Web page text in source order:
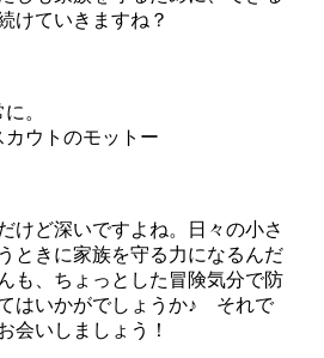
けていきますね？
。
カウトのモットー
けど深いですよね。日々の小さ
ときに家族を守る力になるんだ
も、ちょっとした冒険気分で防
はいかがでしょうか♪ それで
会いしましょう！